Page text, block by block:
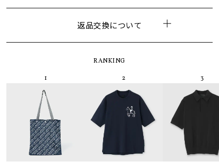
返品交換について
RANKING